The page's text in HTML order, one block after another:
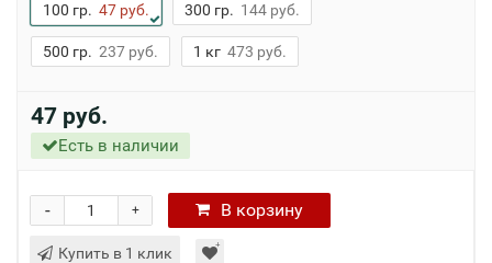
100 гр. 47 руб. 300 гр. 144 руб.
500 гр. 237 руб. 1 кг 473 руб.
47 руб.
Есть в наличии
+
- В корзину
Купить в 1 клик